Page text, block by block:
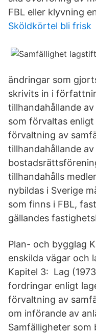
FBL eller klyvning
Sköldkörtel bli frisk
ändringar som
skrivits in i
tillhandahållande
som förvaltas enligt
förvaltning av
tillhandahållande
tillhandahålls
nybildas i Sverige
som finns i FBL,
gällandes
Plan- och bygglag
enskilda vägar och
Kapitel 3: Lag
fordringar enligt
förvaltning av
om införande av
Samfälligheter som